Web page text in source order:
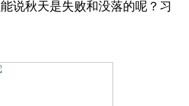
说秋天是失败和没落的呢？习